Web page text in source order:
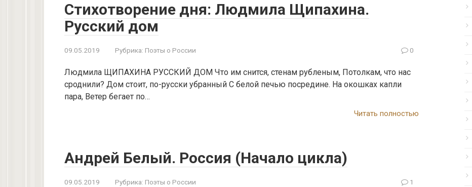
Стихотворение дня: Людмила Щипахина.
Русский дом
09.05.2019 Рубрика: Поэты о России 0
Людмила ЩИПАХИНА РУССКИЙ ДОМ Что им снится, стенам рубленым, Потолкам, что нас
сроднили? Дом стоит, по-русски убранный С белой печью посредине. На окошках капли
пара, Ветер бегает по…
Читать полностью
Андрей Белый. Россия (Начало цикла)
09.05.2019 Рубрика: Поэты о России 1